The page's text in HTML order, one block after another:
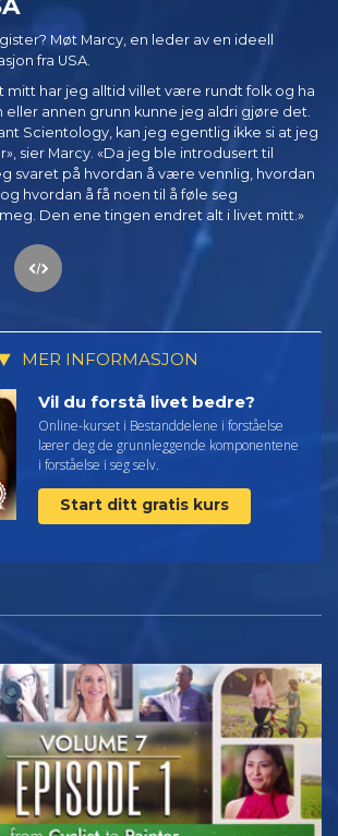
Møt Marcy, en leder av en ideell
fra USA.
mitt har jeg alltid villet være rundt folk og ha
eller annen grunn kunne jeg aldri gjøre det.
Scientology, kan jeg egentlig ikke si at jeg
sier Marcy. «Da jeg ble introdusert til
svaret på hvordan å være vennlig, hvordan
hvordan å få noen til å føle seg
Den ene tingen endret alt i livet mitt.»
MER INFORMASJON
Vil du forstå livet bedre?
Online-kurset i Bestanddelene i forståelse
lærer deg de grunnleggende komponentene
i forståelse i seg selv.
Start ditt gratis kurs